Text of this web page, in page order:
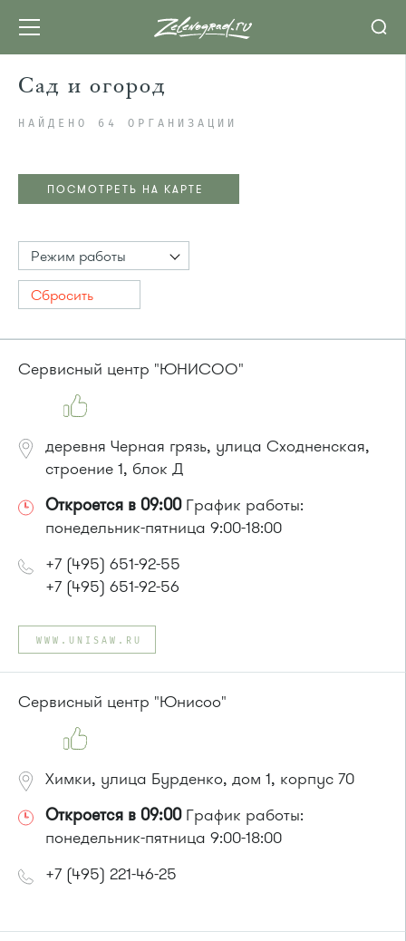
Сад и огород
НАЙДЕНО 64 ОРГАНИЗАЦИИ
ПОСМОТРЕТЬ НА КАРТЕ
Режим работы
Сбросить
Сервисный центр "ЮНИСОО"
деревня Черная грязь, улица Сходненская,
строение 1, блок Д
Откроется в 09:00График работы:
понедельник-пятница 9:00-18:00
+7 (495) 651-92-55
+7 (495) 651-92-56
WWW.UNISAW.RU
Сервисный центр "Юнисоо"
Химки, улица Бурденко, дом 1, корпус 70
Откроется в 09:00График работы:
понедельник-пятница 9:00-18:00
+7 (495) 221-46-25